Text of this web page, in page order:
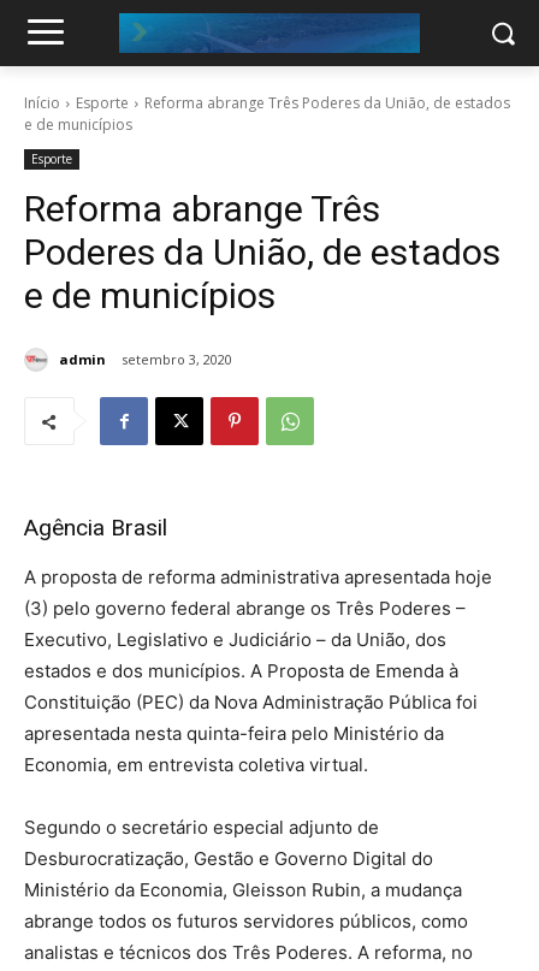
Início Esporte
Reforma abrange Três Poderes da União, de estados
e de municípios
Esporte
Reforma abrange Três
Poderes da União, de estados
e de municípios
admin setembro 3, 2020
Agência Brasil
A proposta de reforma administrativa apresentada hoje
(3) pelo governo federal abrange os Três Poderes –
Executivo, Legislativo e Judiciário – da União, dos
estados e dos municípios. A Proposta de Emenda à
Constituição (PEC) da Nova Administração Pública foi
apresentada nesta quinta-feira pelo Ministério da
Economia, em entrevista coletiva virtual.
Segundo o secretário especial adjunto de
Desburocratização, Gestão e Governo Digital do
Ministério da Economia, Gleisson Rubin, a mudança
abrange todos os futuros servidores públicos, como
analistas e técnicos dos Três Poderes. A reforma, no